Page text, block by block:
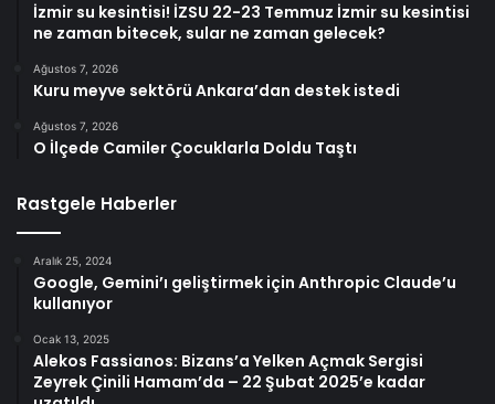
İzmir su kesintisi! İZSU 22-23 Temmuz İzmir su kesintisi
ne zaman bitecek, sular ne zaman gelecek?
Ağustos 7, 2026
Kuru meyve sektörü Ankara’dan destek istedi
Ağustos 7, 2026
O İlçede Camiler Çocuklarla Doldu Taştı
Rastgele Haberler
Aralık 25, 2024
Google, Gemini’ı geliştirmek için Anthropic Claude’u
kullanıyor
Ocak 13, 2025
Alekos Fassianos: Bizans’a Yelken Açmak Sergisi
Zeyrek Çinili Hamam’da – 22 Şubat 2025’e kadar